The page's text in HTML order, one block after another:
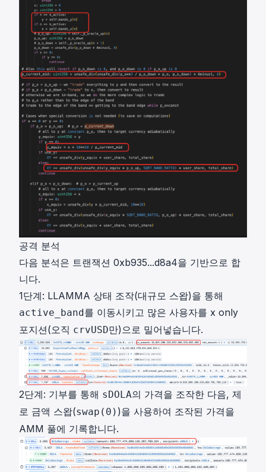
공격 분석
다음 분석은 트랜잭션 0xb935...d8a4을 기반으로 합
니다.
1단계: LLAMMA 상태 조작(대규모 스왑)을 통해
active_band 를 이동시키고 많은 사용자를 x only
포지션(오직 crvUSD만)으로 밀어넣습니다.
2단계: 기부를 통해 sDOLA의 가격을 조작한 다음, 제
로 금액 스왑(swap(0) )을 사용하여 조작된 가격을
AMM 풀에 기록합니다.